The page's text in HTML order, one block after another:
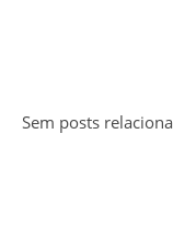
Sem posts